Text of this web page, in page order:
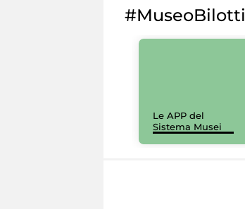
#MuseoBilotti
Le APP del
Sistema Musei